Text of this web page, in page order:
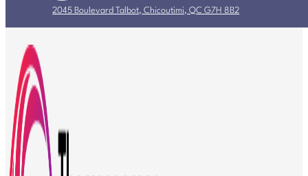
2045 Boulevard Talbot, Chicoutimi, QC G7H 8B2